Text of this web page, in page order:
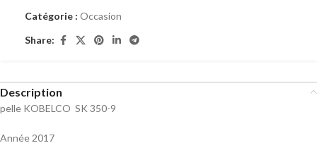
Catégorie : Occasion
Share:
Description
pelle KOBELCO SK 350-9
Année 2017